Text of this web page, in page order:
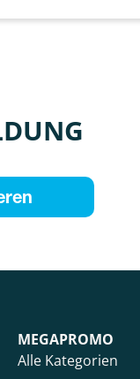
MEGAPROMO
Alle Kategorien